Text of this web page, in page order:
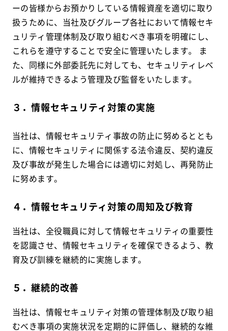
ーの皆様からお預かりしている情報資産を適切に取り
扱うために、当社及びグループ各社において情報セキ
ュリティ管理体制及び取り組むべき事項を明確にし、
これらを遵守することで安全に管理いたします。 ま
た、同様に外部委託先に対しても、セキュリティレベ
ルが維持できるよう管理及び監督をいたします。
３．情報セキュリティ対策の実施
当社は、情報セキュリティ事故の防止に努めるととも
に、情報セキュリティに関係する法令違反、契約違反
及び事故が発生した場合には適切に対処し、再発防止
に努めます。
４．情報セキュリティ対策の周知及び教育
当社は、全役職員に対して情報セキュリティの重要性
を認識させ、情報セキュリティを確保できるよう、教
育及び訓練を継続的に実施します。
５．継続的改善
当社は、情報セキュリティ対策の管理体制及び取り組
むべき事項の実施状況を定期的に評価し、継続的な維